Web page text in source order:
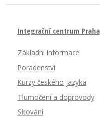
Integrační centrum Praha
Základní informace
Poradenství
Kurzy českého jazyka
Tlumočení a doprovody
Síťování